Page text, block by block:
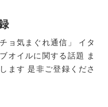
ョ気まぐれ通信」
イタ
オイルに関する話題
ま
ます 是非ご登録くださ